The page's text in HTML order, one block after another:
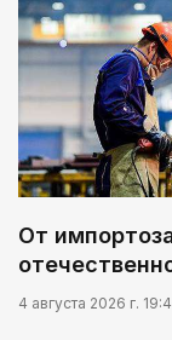
От
4 августа 2026 г.